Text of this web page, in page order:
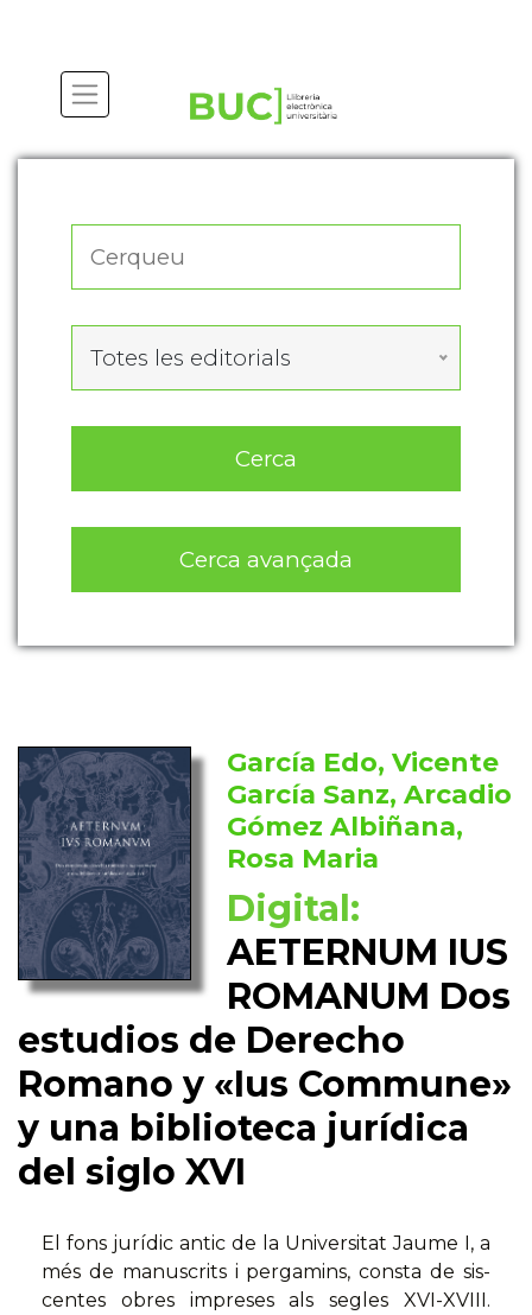
Totes les editorials
Cerca
Cerca avançada
García Edo, Vicente
García Sanz, Arcadio
Gómez Albiñana,
Rosa Maria
Digital:
AETERNUM IUS
ROMANUM Dos
estudios de Derecho
Romano y «Ius Commune»
y una biblioteca jurídica
del siglo XVI
El fons jurídic antic de la Universitat Jaume I, a
més de manuscrits i pergamins, consta de sis-
centes obres impreses als segles XVI-XVIII.